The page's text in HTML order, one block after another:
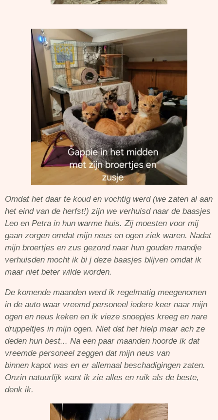
Omdat het daar te koud en vochtig werd (we zaten al aan
het eind van de herfst!) zijn we verhuisd naar de baasjes
Leo en Petra in hun warme huis. Zij moesten voor mij
gaan zorgen omdat mijn neus en ogen ziek waren. Nadat
mijn broertjes en zus gezond naar hun gouden mandje
verhuisden mocht ik bi j deze baasjes blijven omdat ik
maar niet beter wilde worden.
De komende maanden werd ik regelmatig meegenomen
in de auto waar vreemd personeel iedere keer naar mijn
ogen en neus keken en ik vieze snoepjes kreeg en nare
druppeltjes in mijn ogen. Niet dat het hielp maar ach ze
deden hun best... Na een paar maanden hoorde ik dat
vreemde personeel zeggen dat mijn neus van
binnen kapot was en er allemaal beschadigingen zaten.
Onzin natuurlijk want ik zie alles en ruik als de beste,
denk ik.